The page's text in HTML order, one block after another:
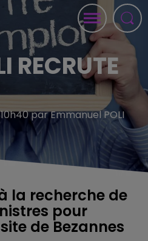
RECRUTE
par Emmanuel POLI
la recherche de
pour
de Bezannes